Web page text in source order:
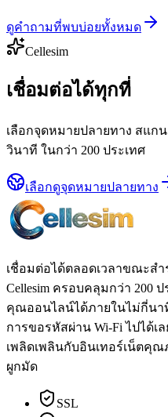
ดูคำถามที่พบบ่อยทั้งหมด
Cellesim
เชื่อมต่อได้ทุกที่
เลือกจุดหมายปลายทาง สแก
วินาที ในกว่า 200 ประเทศ
เลือกดูจุดหมายปลายทาง
เชื่อมต่อได้ตลอดเวลาขณะสำ
Cellesim ครอบคลุมกว่า 200
คุณออนไลน์ได้ภายในไม่กี่นา
การขอรหัสผ่าน Wi-Fi ไปได้เ
เพลิดเพลินกับอินเทอร์เน็ตคุ
ผูกมัด
SSL